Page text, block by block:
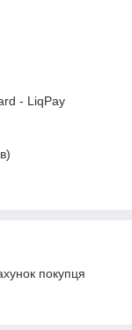
- LiqPay
покупця